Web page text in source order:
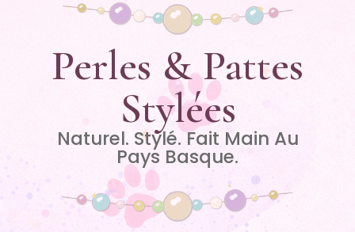
Perles & Pattes
Stylées
Naturel. Stylé. Fait Main Au
Pays Basque.